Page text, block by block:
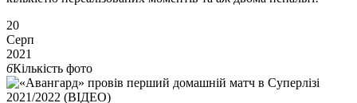
20
Серп
2021
6Кількість фото